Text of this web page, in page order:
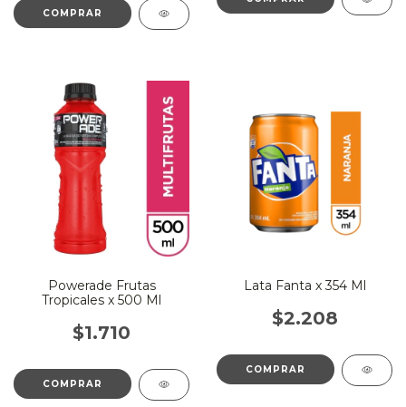
Powerade Frutas
Tropicales x 500 Ml
$1.710
Lata Fanta x 354 Ml
$2.208